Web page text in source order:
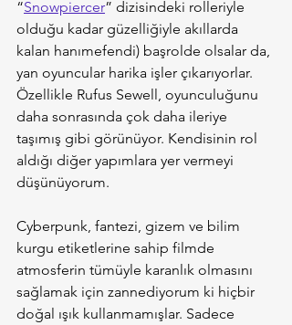
“Snowpiercer” dizisindeki rolleriyle
olduğu kadar güzelliğiyle akıllarda
kalan hanımefendi) başrolde olsalar da,
yan oyuncular harika işler çıkarıyorlar.
Özellikle Rufus Sewell, oyunculuğunu
daha sonrasında çok daha ileriye
taşımış gibi görünüyor. Kendisinin rol
aldığı diğer yapımlara yer vermeyi
düşünüyorum.
Cyberpunk, fantezi, gizem ve bilim
kurgu etiketlerine sahip filmde
atmosferin tümüyle karanlık olmasını
sağlamak için zannediyorum ki hiçbir
doğal ışık kullanmamışlar. Sadece